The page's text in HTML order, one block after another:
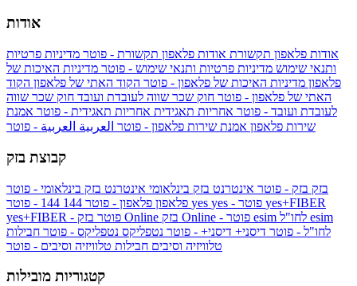
אודות
אודות פלאפון תקשורת אודות פלאפון תקשורת - פוטר מדיניות פרטיות
ותנאי שימוש מדיניות פרטיות ותנאי שימוש - פוטר מדיניות האיכות של
פלאפון מדיניות האיכות של פלאפון - פוטר הקוד האתי של פלאפון הקוד
האתי של פלאפון - פוטר חוק שכר שווה לעובדת ועובד חוק שכר שווה
לעובדת ועובד - פוטר אחריות תאגידית אחריות תאגידית - פוטר אמנת
שירות פלאפון אמנת שירות פלאפון - פוטר العربية العربية - פוטר
קבוצת בזק
בזק בזק - פוטר אינטרנט בזק בינלאומי אינטרנט בזק בינלאומי - פוטר
פלאפון פלאפון - פוטר 144 yes
yes+FIBER
yes+FIBER - פוטר בזק Online
esim
לחו"ל - פוטר דיסני+ דיסני+ - פוטר נטפליקס נטפליקס - פוטר חבילות
טלוויזיה וסיבים חבילות טלוויזיה וסיבים - פוטר
קטגוריות מובילות